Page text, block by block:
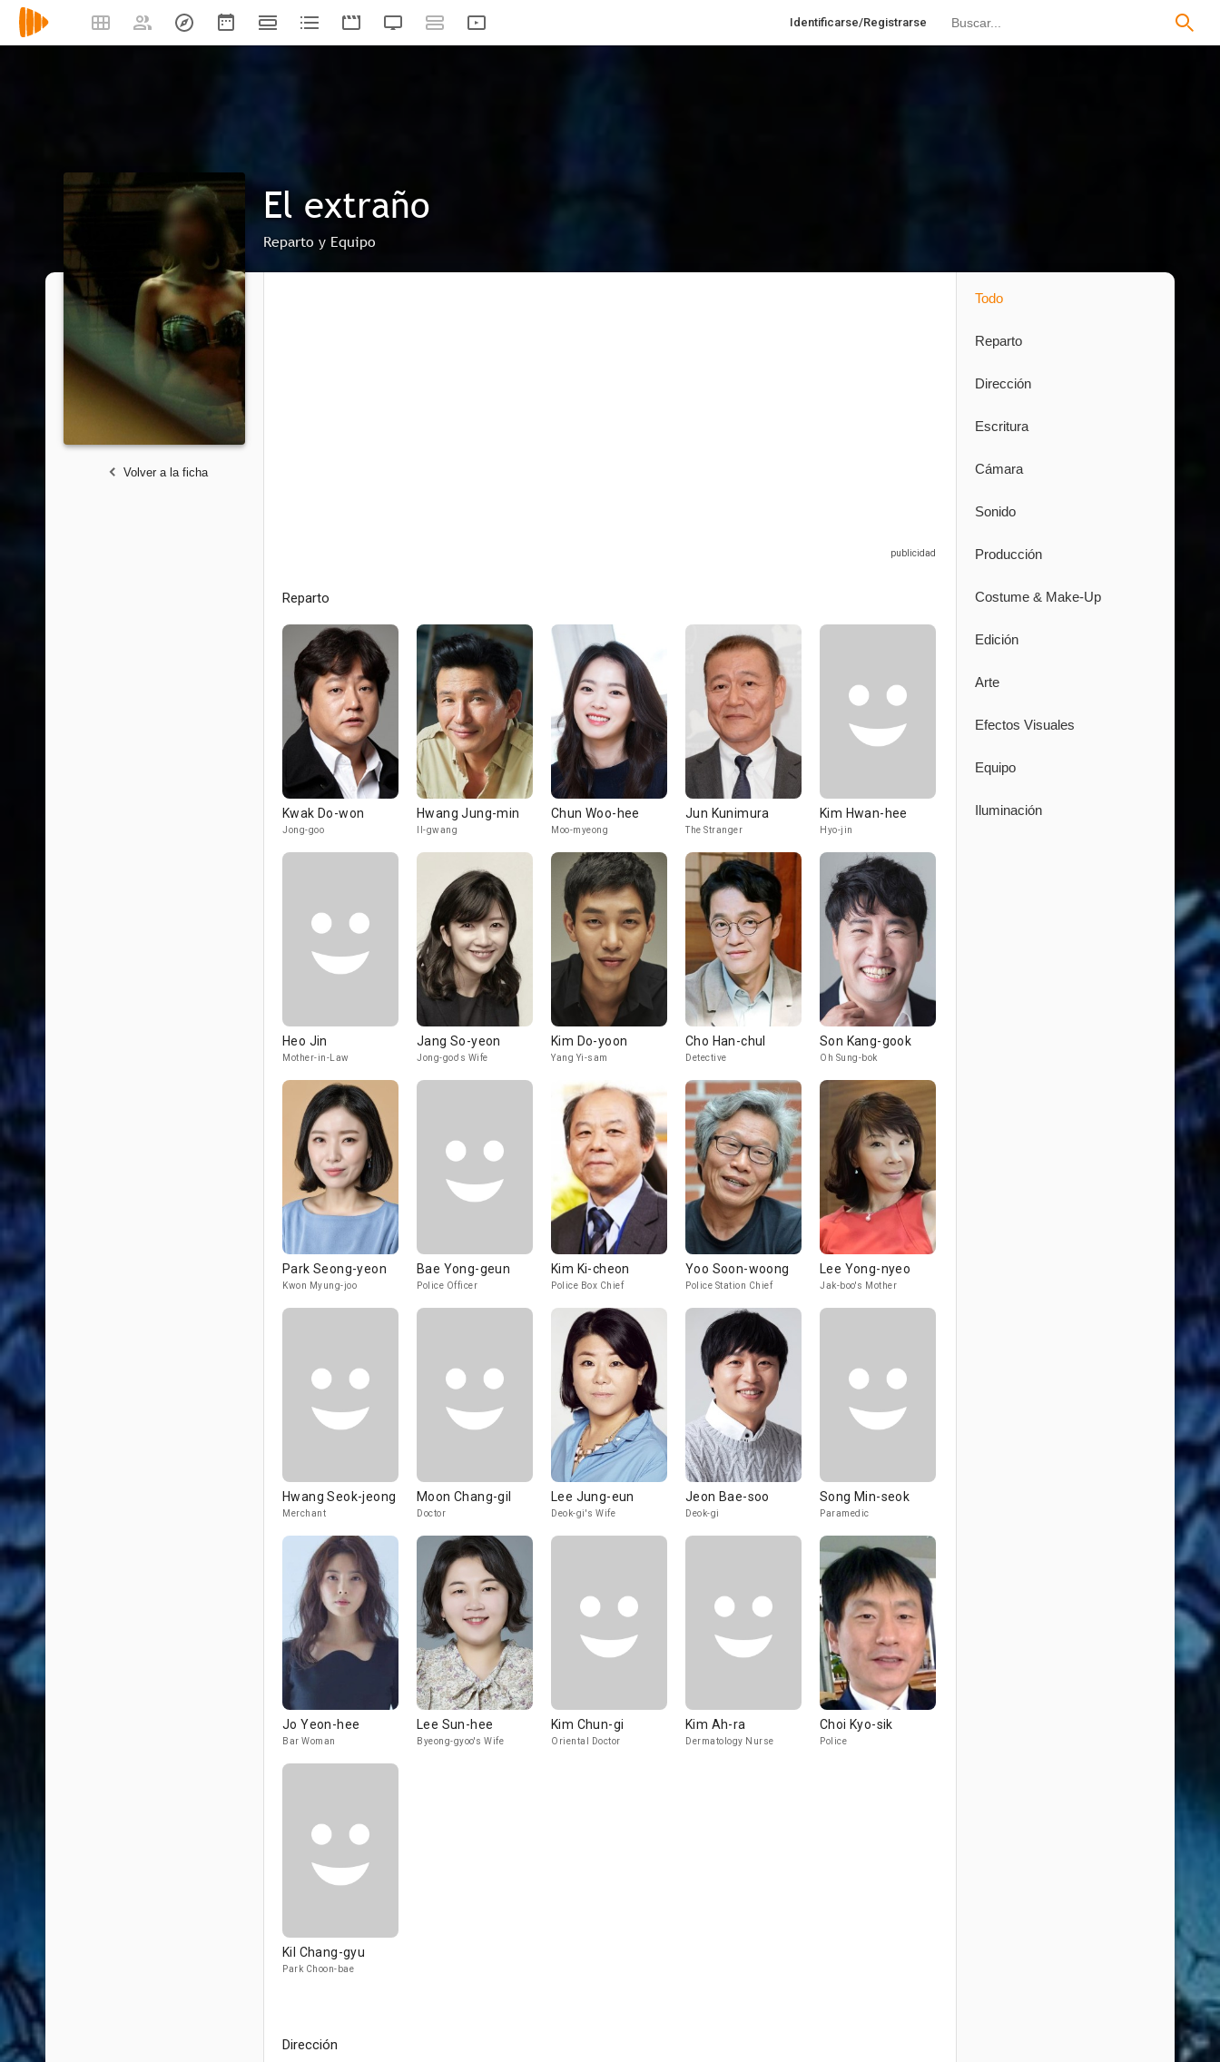
Identificarse/Registrarse
El extraño
Reparto y Equipo
Volver a la ficha
Reparto
Kwak Do-won
Jong-goo
Hwang Jung-min
Il-gwang
Chun Woo-hee
Moo-myeong
Jun Kunimura
The Stranger
Kim Hwan-hee
Hyo-jin
Heo Jin
Mother-in-Law
Jang So-yeon
Jong-goo's Wife
Kim Do-yoon
Yang Yi-sam
Cho Han-chul
Detective
Son Kang-gook
Oh Sung-bok
Park Seong-yeon
Kwon Myung-joo
Bae Yong-geun
Police Officer
Kim Ki-cheon
Police Box Chief
Yoo Soon-woong
Police Station Chief
Lee Yong-nyeo
Jak-boo's Mother
Hwang Seok-jeong
Merchant
Moon Chang-gil
Doctor
Lee Jung-eun
Deok-gi's Wife
Jeon Bae-soo
Deok-gi
Song Min-seok
Paramedic
Jo Yeon-hee
Bar Woman
Lee Sun-hee
Byeong-gyoo's Wife
Kim Chun-gi
Oriental Doctor
Kim Ah-ra
Dermatology Nurse
Choi Kyo-sik
Police
Kil Chang-gyu
Park Choon-bae
Dirección
Todo
Reparto
Dirección
Escritura
Cámara
Sonido
Producción
Costume & Make-Up
Edición
Arte
Efectos Visuales
Equipo
Iluminación